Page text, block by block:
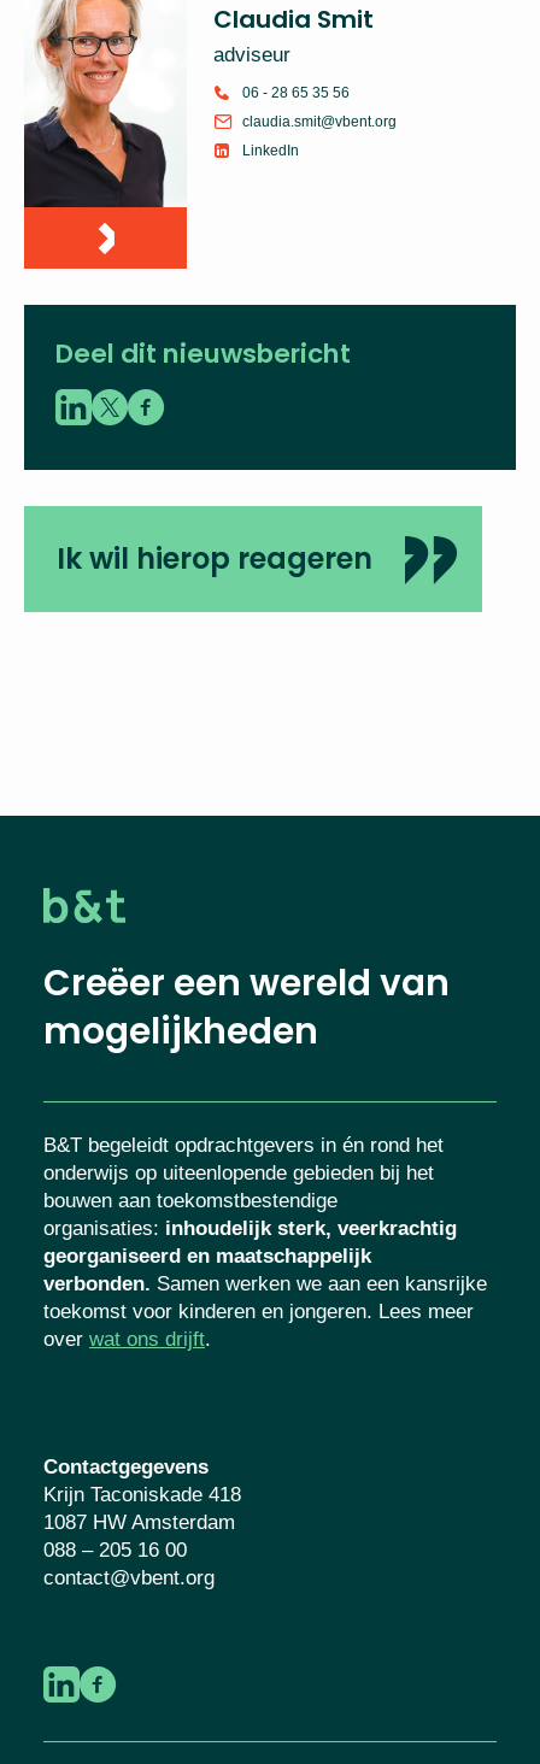
Claudia Smit
adviseur
06 - 28 65 35 56
claudia.smit@vbent.org
LinkedIn
Deel dit nieuwsbericht
Ik wil hierop reageren
Creëer een wereld van
mogelijkheden
B&T begeleidt opdrachtgevers in én rond het
onderwijs op uiteenlopende gebieden bij het
bouwen aan toekomstbestendige
organisaties: inhoudelijk sterk, veerkrachtig
georganiseerd en maatschappelijk
verbonden. Samen werken we aan een kansrijke
toekomst voor kinderen en jongeren. Lees meer
over wat ons drijft.
Contactgegevens
Krijn Taconiskade 418
1087 HW Amsterdam
088 – 205 16 00
contact@vbent.org